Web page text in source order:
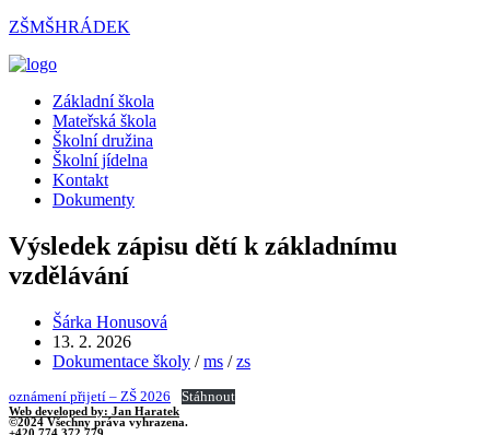
Přejít
obsahu
ZŠMŠHRÁDEK
Menu
Základní škola
Mateřská škola
Školní družina
Školní jídelna
Kontakt
Dokumenty
Výsledek zápisu dětí k základnímu
vzdělávání
Autor
příspěvku
Šárka Honusová
Příspěvek
byl
13. 2. 2026
Rubriky
Dokumentace školy / ms / zs
oznámení přijetí – ZŠ 2026 Stáhnout
Web developed by: Jan Haratek
©2024 Všechny práva vyhrazena.